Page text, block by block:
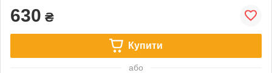
630 ₴
Купити
або